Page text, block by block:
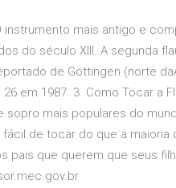
instrumento mais antigo e
do século XIII. A segunda
de Göttingen (norte
em 1987. 3. Como Tocar a
sopro mais populares do
de tocar do que a
pais que querem que seus